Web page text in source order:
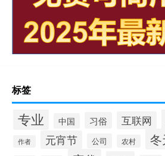
标签
专业 中国 习俗 互联网
作者 元宵节 公司 农村 冬